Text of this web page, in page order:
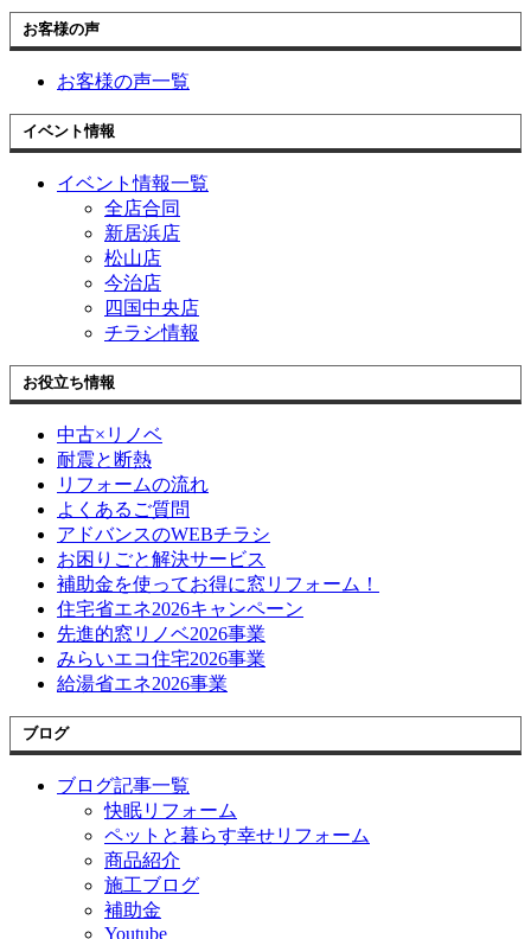
お客様の声
お客様の声一覧
イベント情報
イベント情報一覧
全店合同
新居浜店
松山店
今治店
四国中央店
チラシ情報
お役立ち情報
中古×リノベ
耐震と断熱
リフォームの流れ
よくあるご質問
アドバンスのWEBチラシ
お困りごと解決サービス
補助金を使ってお得に窓リフォーム！
住宅省エネ2026キャンペーン
先進的窓リノベ2026事業
みらいエコ住宅2026事業
給湯省エネ2026事業
ブログ
ブログ記事一覧
快眠リフォーム
ペットと暮らす幸せリフォーム
商品紹介
施工ブログ
補助金
Youtube